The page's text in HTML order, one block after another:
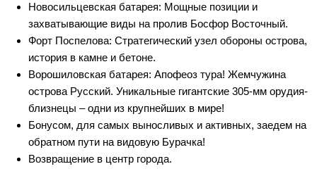
Новосильцевская батарея: Мощные позиции и
захватывающие виды на пролив Босфор Восточный.
Форт Поспелова: Стратегический узел обороны острова,
история в камне и бетоне.
Ворошиловская батарея: Апофеоз тура! Жемчужина
острова Русский. Уникальные гигантские 305-мм орудия-
близнецы – одни из крупнейших в мире!
Бонусом, для самых выносливых и активных, заедем на
обратном пути на видовую Бурачка!
Возвращение в центр города.